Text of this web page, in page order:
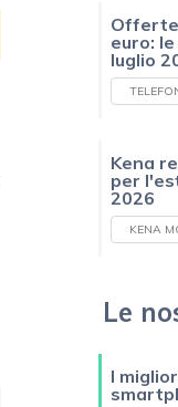
euro:
luglio
Kena
per
2026
KENA
Le
I